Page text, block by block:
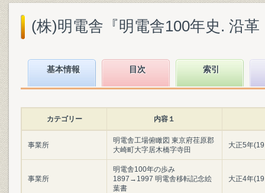
(株)明電舎『明電舎100年史. 沿
基本情報 目次 索引
カテゴリー 内容１
事業所
明電舎工場俯瞰図 東京府荏原郡
大崎町大字居木橋字寺田
大正5年
事業所
明電舎100年の歩み
1897→1997 明電舎移転記念絵
葉書
大正4年